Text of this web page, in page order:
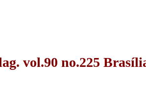
vol.90 no.225